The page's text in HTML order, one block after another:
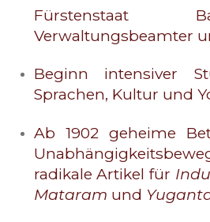
Fürstenstaat
Verwaltungsbeamter
Beginn intensiver
Sprachen, Kultur und
Ab 1902 geheime
radikale Artikel für
Mataram und